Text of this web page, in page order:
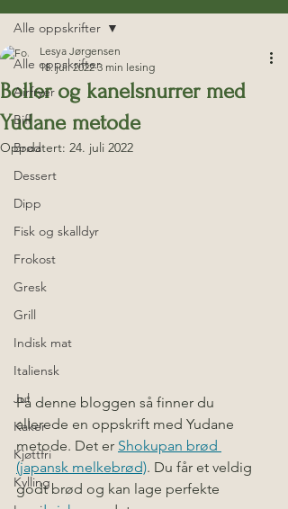
Alle oppskrifter
Airfryer
Biff
Brød
Dessert
Dipp
Fisk og skalldyr
Frokost
Gresk
Grill
Indisk mat
Italiensk
Jul
Kaker
Kjøttfri
Kylling
Alle oppskrifter
Boller og kanelsnurrer med
Yudane metode
Lesya Jørgensen
18. juli 2022 3 min lesing
Oppdatert: 24. juli 2022
På denne bloggen så finner du
allerede en oppskrift med Yudane
metode. Det er Shokupan brød
(japansk melkebrød). Du får et veldig
godt brød og kan lage perfekte